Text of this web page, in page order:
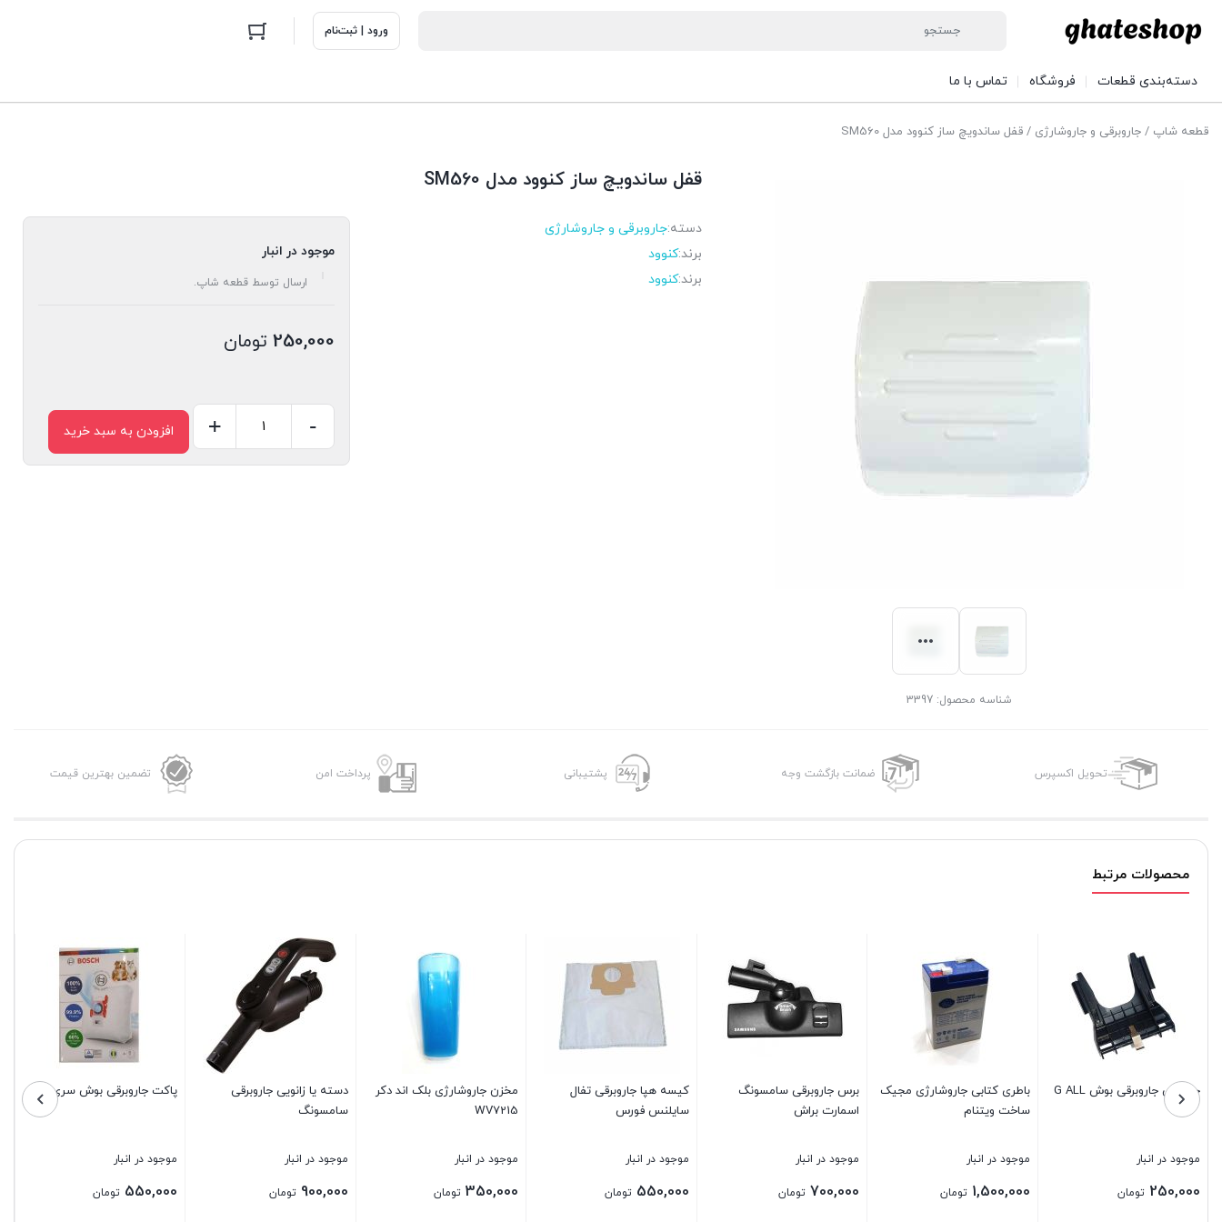
ورود | ثبت‌نام
دسته‌بندی قطعات فروشگاه تماس با ما
قطعه شاپ / جاروبرقی و جاروشارژی / قفل ساندویچ ساز کنوود مدل SM560
شناسه محصول: 3397
قفل ساندویچ ساز کنوود مدل SM560
دسته:جاروبرقی و جاروشارژی
برند:کنوود
برند:کنوود
موجود در انبار
ارسال توسط قطعه شاپ.
250,000 تومان
ساندویچ
-
+ افزودن به سبد خرید
تحویل اکسپرس ضمانت بازگشت وجه پشتیبانی پرداخت امن تضمین بهترین قیمت
محصولات مرتبط
جاپاکتی جاروبرقی بوش G ALL
موجود در انبار
250,000 تومان
باطری کتابی جاروشارژی مجیک
ساخت ویتنام
موجود در انبار
1,500,000 تومان
برس جاروبرقی سامسونگ
اسمارت براش
موجود در انبار
700,000 تومان
کیسه هپا جاروبرقی تفال
سایلنس فورس
موجود در انبار
550,000 تومان
مخزن جاروشارژی بلک اند دکر
WV7215
موجود در انبار
350,000 تومان
دسته یا زانویی جاروبرقی
سامسونگ
موجود در انبار
900,000 تومان
پاکت جاروبرقی بوش سری G
موجود در انبار
550,000 تومان